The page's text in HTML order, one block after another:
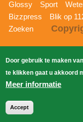
2025
09:10
Glossy
Sport
Bizzpress
Blik op
Zoeken
Door gebruik te maken
te klikken gaat u akkoord
Meer informatie
Accept